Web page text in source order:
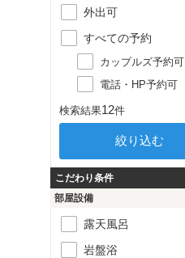
外出可
すべての予約
カップルズ予約可
電話・HP予約可
検索結果12件
こだわり条件
部屋設備
露天風呂
岩盤浴